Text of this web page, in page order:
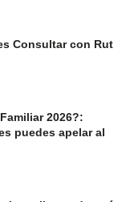
Consultar con Rut
2026?:
puedes apelar al